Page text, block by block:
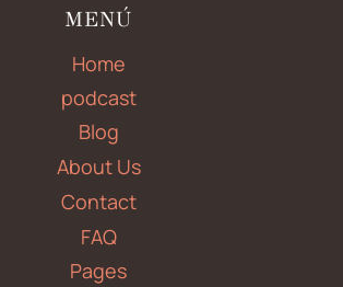
MENÚ
Home
podcast
Blog
About Us
Contact
FAQ
Pages